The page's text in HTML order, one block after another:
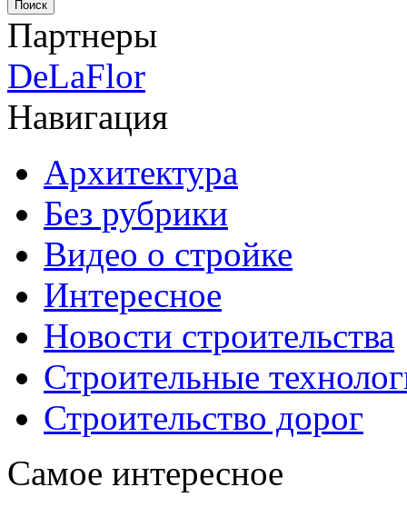
Партнеры
DeLaFlor
Навигация
Архитектура
Без рубрики
Видео о стройке
Интересное
Новости строительства
Строительные
Строительство дорог
Самое интересное